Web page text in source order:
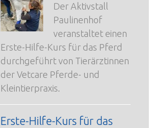
Der Aktivstall
Paulinenhof
veranstaltet einen
Erste-Hilfe-Kurs für das Pferd
durchgeführt von Tierärztinnen
der Vetcare Pferde- und
Kleintierpraxis.
Erste-Hilfe-Kurs für das